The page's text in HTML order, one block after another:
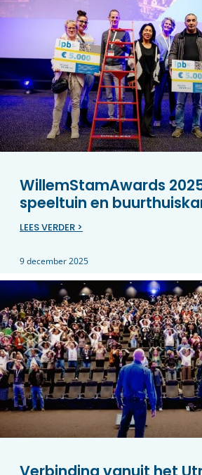
WillemStamAwards
speeltuin en
LEES VERDER >
9 december 2025